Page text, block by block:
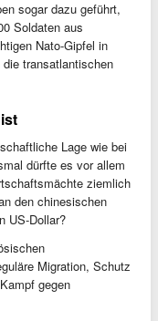
sogar dazu geführt,
Soldaten aus
Nato-Gipfel in
transatlantischen
Lage wie bei
dürfte es vor allem
ziemlich
den chinesischen
US-Dollar?
Migration, Schutz
gegen